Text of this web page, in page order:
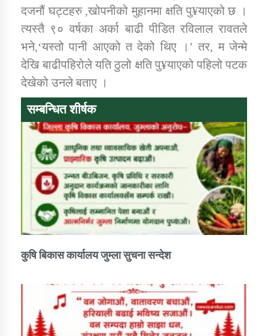
कार्यक्रम कार्यान्वयन एकाई जुम्लाको सुचना
कर्णाली प्राविधि शिक्षालय जुम्लाको सुचना
दजनौं घट्टहरु ,खोपनीको मुहानमा क्षति पु¥याएको छ ।
त्यस्तै ९० वर्षका अर्का बाढी पीडित रविलाल रावतले
भने,‘यस्तो पानी आएको त देको थिए ।’ तर, म जेन्मे
देखि बाढीपहिरोले यति ठुलो क्षति पु¥याएको पहिलो पटक
देखेको उनले बताए ।
सम्बन्धित शीर्षक
कुषि बिकास कार्यालय जुम्ला सुचना सन्देश